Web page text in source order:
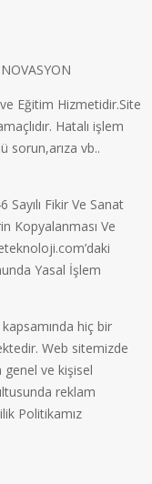
Eğitim Hizmetidir.Site
Hatalı işlem
sorun,arıza vb..
Sayılı Fikir Ve Sanat
Kopyalanması Ve
Yasal İşlem
hiç bir
Web sitemizde
ve kişisel
reklam
Politikamız